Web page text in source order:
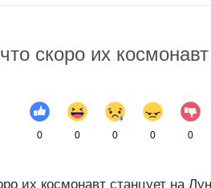
скоро их
0 0 0 0 0
их космонавт станцует на